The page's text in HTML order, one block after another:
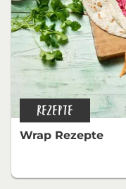
REZEPTE
Wrap Rezepte